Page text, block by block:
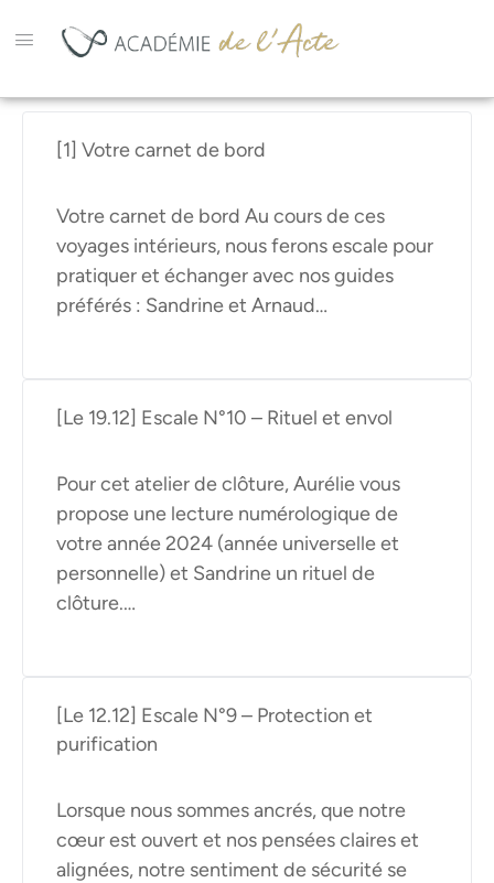
[1] Votre carnet de bord
Votre carnet de bord Au cours de ces
voyages intérieurs, nous ferons escale pour
pratiquer et échanger avec nos guides
préférés : Sandrine et Arnaud…
[Le 19.12] Escale N°10 – Rituel et envol
Pour cet atelier de clôture, Aurélie vous
propose une lecture numérologique de
votre année 2024 (année universelle et
personnelle) et Sandrine un rituel de
clôture.…
[Le 12.12] Escale N°9 – Protection et
purification
Lorsque nous sommes ancrés, que notre
cœur est ouvert et nos pensées claires et
alignées, notre sentiment de sécurité se